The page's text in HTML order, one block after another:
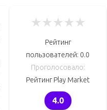
★★★★★
Рейтинг
пользователей: 0.0
Проголосовало:
Рейтинг Play Market
4.0